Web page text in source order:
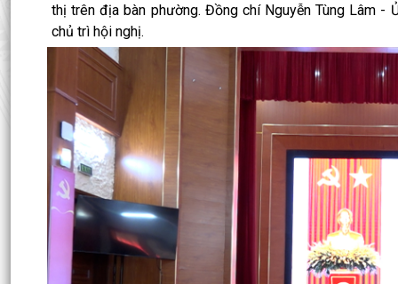
thị trên địa bàn phường. Đồng chí Nguyễn Tùng Lâm -
chủ trì hội nghị.